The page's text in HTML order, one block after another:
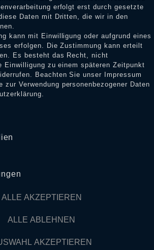
Dark Ages Glasche & Kuczwalska GbR
erfolgt erst durch gesetzte
Daten mit Dritten, die wir in den
kann mit Einwilligung oder aufgrund eines
erfolgen. Die Zustimmung kann erteilt
Es besteht das Recht, nicht
Einwilligung zu einem späteren Zeitpunkt
Beachten Sie unser
Impressum
zur Verwendung personenbezogener Daten
.
ALLE AKZEPTIEREN
ALLE ABLEHNEN
AKZEPTIEREN